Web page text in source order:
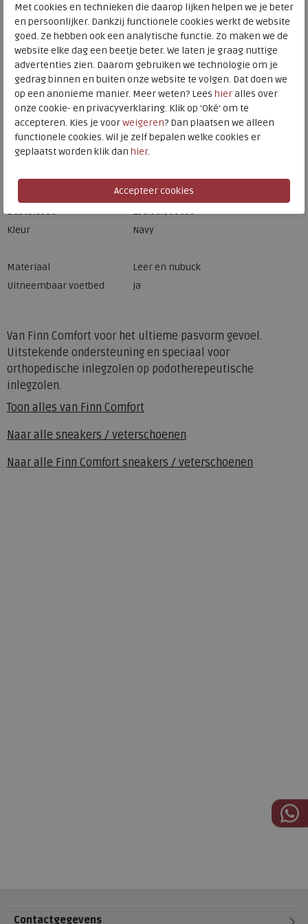
Van Finn Comfort voor het ultieme pasvorm gevoel.
Uitstekende ondersteuning en speciaal voor
orthopedische inlegzolen op podotherepeutische
inlegzolen.
Toon alles van Finn Comfort
Naar alle sneakers / veterschoenen
Naar alle Finn Comfort sneakers / veterschoenen
Meijerink Hoorn
HOORN
Hulp nodig? bel:0229 760 760
Gratis verzending binnen Nederland*
Voor 14:00 uur besteld = dezelfde werkdag verzonden*
Altijd retourneren, binnen 1 werkdag terugbetaald
02791-902846
Bestelcode
136.68.000059
Kleur
Navy
Materiaal
Leer en nubuck
Uitneembaar voetbed
ja
Contactgegevens
Met cookies en technieken die daarop lijken helpen we je beter
en persoonlijker. Dankzij functionele cookies werkt de website
goed. Ze hebben ook een analytische functie. Zo maken we de
website elke dag een beetje beter. We laten je graag nuttige
advertenties zien. Daarom gebruiken we technologie om je
gedrag binnen en buiten onze website te volgen. Dat doen we
op een anonieme manier. Meer weten? Lees hieralles over
onze cookie- en privacyverklaring. Klik op 'Oké' om te
accepteren. Kies je voorweigeren? Dan plaatsen we alleen
functionele cookies. Wil je zelf bepalen welke cookies er
geplaatst worden klik dan hier.